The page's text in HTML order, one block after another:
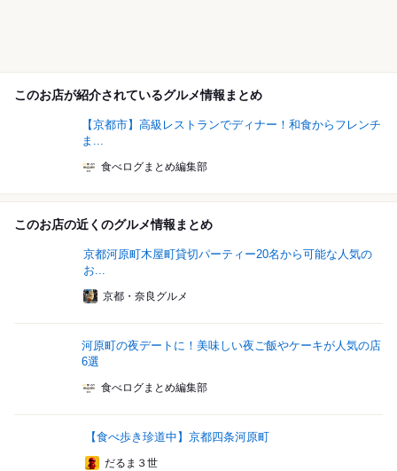
このお店が紹介されているグルメ情報まとめ
【京都市】高級レストランでディナー！和食からフレンチ
ま...
食べログまとめ編集部
このお店の近くのグルメ情報まとめ
京都河原町木屋町貸切パーティー20名から可能な人気の
お...
京都・奈良グルメ
河原町の夜デートに！美味しい夜ご飯やケーキが人気の店
6選
食べログまとめ編集部
【食べ歩き珍道中】京都四条河原町
だるま３世